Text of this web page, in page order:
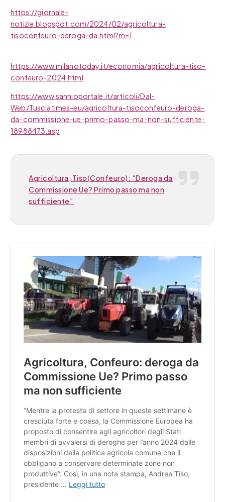
https://giornale-
notizie.blogspot.com/2024/02/agricoltura-
tisoconfeuro-deroga-da.html?m=1
https://www.milanotoday.it/economia/agricoltura-tiso-
confeuro-2024.html
https://www.sannioportale.it/articoli/Dal-
Web/Tusciatimes-eu/agricoltura-tisoconfeuro-deroga-
da-commissione-ue-primo-passo-ma-non-sufficiente-
18988473.asp
Agricoltura, Tiso(Confeuro): “Deroga da
Commissione Ue? Primo passo ma non
sufficiente”